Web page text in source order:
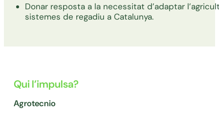
Donar resposta a la necessitat d’adaptar
sistemes de regadiu a Catalunya.
Qui l’impulsa?
Agrotecnio